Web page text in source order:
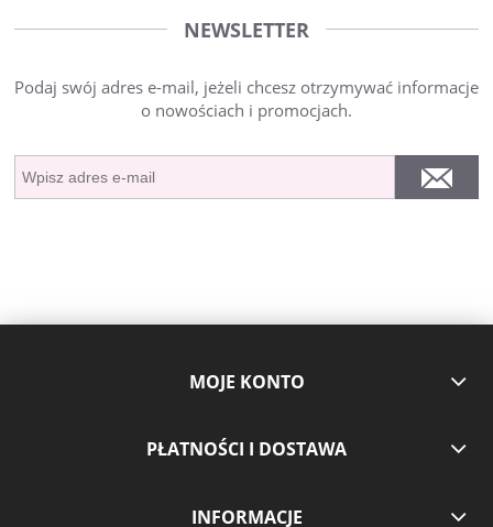
NEWSLETTER
Podaj swój adres e-mail, jeżeli chcesz otrzymywać informacje
o nowościach i promocjach.
MOJE KONTO
PŁATNOŚCI I DOSTAWA
INFORMACJE